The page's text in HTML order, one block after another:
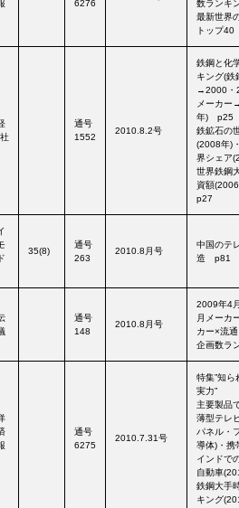
6276
数ランキ
最新世界
トップ
通号
1552
2010.8.2号
鉄鋼と化
キング(鉄
→2000・
メーカ
年) p25
鉄鉱石の
(2008年)
界シェア
世界鉄鋼
資額
p27
35(8)
通号
263
2010.8月号
中国のテ
造 p81
通号
148
2010.8月号
2009年4
月メーカ
カー×流
企画数ラ
通号
6275
2010.7.31号
特集”知ら
実力”
主要製品
薄型テレ
パネル・
導体)・
インドで
自動車
鉄鋼大手
キング